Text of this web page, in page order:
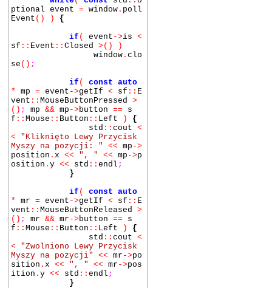
ptional event = window . poll
Event () ) {
if ( event ->is <
sf :: Event :: Closed >() )
window . clo
se () ;
if ( const auto
* mp = event ->getIf < sf :: E
vent :: MouseButtonPressed >
() ; mp && mp ->button == s
f :: Mouse :: Button :: Left ) {
std :: cout <
< "Kliknięto Lewy Przycisk
Myszy na pozycji: " << mp ->
position . x << ", " << mp ->p
osition . y << std :: endl ;
}
if ( const auto
* mr = event ->getIf < sf :: E
vent :: MouseButtonReleased >
() ; mr && mr ->button == s
f :: Mouse :: Button :: Left ) {
std :: cout <
< "Zwolniono Lewy Przycisk
Myszy na pozycji" << mr ->po
sition . x << ", " << mr ->pos
ition . y << std :: endl ;
}